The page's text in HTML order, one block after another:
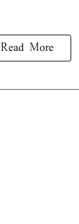
Read More